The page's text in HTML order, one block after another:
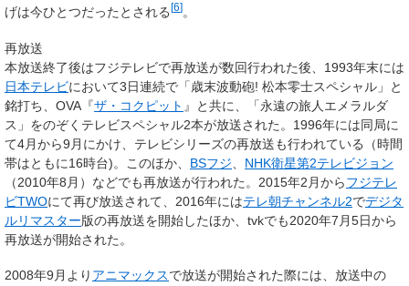
げは今ひとつだったとされる [6] 。
再放送
本放送終了後はフジテレビで再放送が数回行われた後、1993年末には
日本テレビにおいて3日連続で「歳末波動砲! 松本零士スペシャル」と
銘打ち、OVA『ザ・コクピット 』と共に、「永遠の旅人エメラルダ
ス」をのぞくテレビスペシャル2本が放送された。1996年には同局に
て4月から9月にかけ、テレビシリーズの再放送も行われている（時間
帯はともに16時台)。このほか、 BSフジ
NHK衛星第2テレビジョン
（2010年8月）などでも再放送が行われた。2015年2月からフジテレ
ビTWOにて再び放送されて、2016年にはテレ朝チャンネル2でデジタ
ルリマスター版の再放送を開始したほか、tvkでも2020年7月5日から
再放送が開始された。
2008年9月より アニマックスで放送が開始された際には、放送中の